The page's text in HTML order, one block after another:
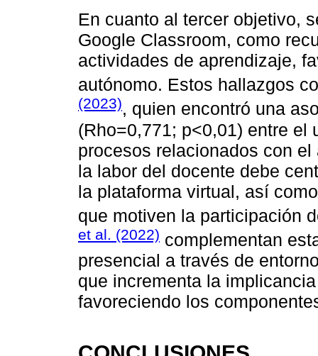
En cuanto al tercer objetivo,
Google Classroom, como
actividades de aprendizaje,
autónomo. Estos hallazgos
(2023), quien encontró una
(Rho=0,771; p<0,01) entre el
procesos relacionados con
la labor del docente debe
la plataforma virtual, así
que motiven la participación
et al. (2022) complementan
presencial a través de
que incrementa la
favoreciendo los